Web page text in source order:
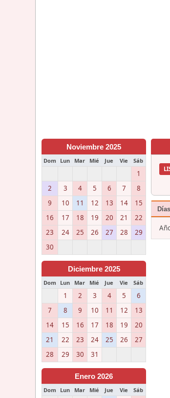
Noviembre 2025
Dom Lun Mar Mié Jue Vie Sáb
1
2
3 4 5 6 7
8
9
10 11 12 13 14
15
16
17 18 19 20 21
22
23
24 25 26 27 28
29
30
Diciembre 2025
Dom Lun Mar Mié Jue Vie Sáb
1 2 3 4 5
6
7
8 9 10 11 12
13
14
15 16 17 18 19
20
21
22 23 24 25 26
27
28
29 30 31
Enero 2026
Dom Lun Mar Mié Jue Vie Sáb